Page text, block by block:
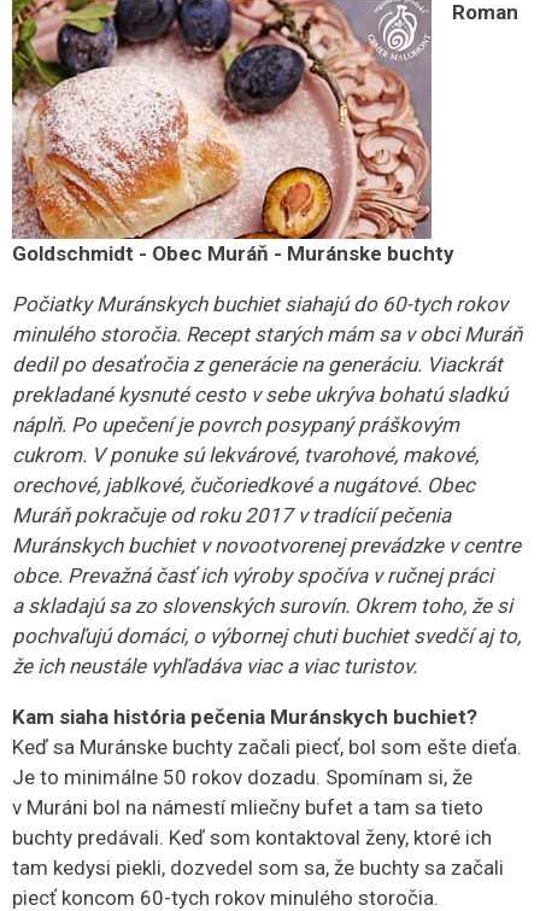
Roman
Goldschmidt - Obec Muráň - Muránske buchty
Počiatky Muránskych buchiet siahajú do 60-tych rokov
minulého storočia. Recept starých mám sa v obci Muráň
dedil po desaťročia z generácie na generáciu. Viackrát
prekladané kysnuté cesto v sebe ukrýva bohatú sladkú
náplň. Po upečení je povrch posypaný práškovým
cukrom. V ponuke sú lekvárové, tvarohové, makové,
orechové, jablkové, čučoriedkové a nugátové. Obec
Muráň pokračuje od roku 2017 v tradícií pečenia
Muránskych buchiet v novootvorenej prevádzke v centre
obce. Prevažná časť ich výroby spočíva v ručnej práci
a skladajú sa zo slovenských surovín. Okrem toho, že si
pochvaľujú domáci, o výbornej chuti buchiet svedčí aj to,
že ich neustále vyhľadáva viac a viac turistov.
Kam siaha história pečenia Muránskych buchiet?
Keď sa Muránske buchty začali piecť, bol som ešte dieťa.
Je to minimálne 50 rokov dozadu. Spomínam si, že
v Muráni bol na námestí mliečny bufet a tam sa tieto
buchty predávali. Keď som kontaktoval ženy, ktoré ich
tam kedysi piekli, dozvedel som sa, že buchty sa začali
piecť koncom 60-tych rokov minulého storočia.